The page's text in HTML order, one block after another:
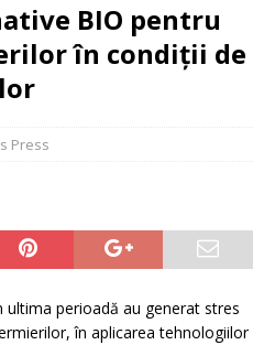
BIO pentru
în condiții de
Press
perioadă au generat stres
în aplicarea tehnologiilor